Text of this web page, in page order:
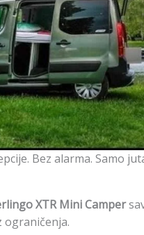
Bez alarma. Samo
XTR Mini Camper
ograničenja.